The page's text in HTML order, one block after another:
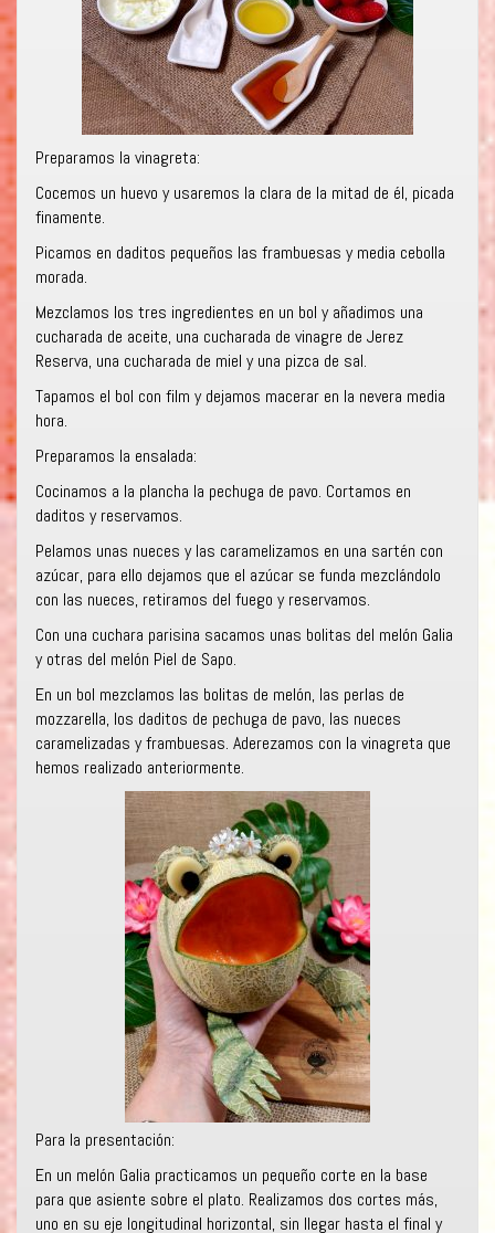
Preparamos la vinagreta:
Cocemos un huevo y usaremos la clara de la mitad de él, picada
finamente.
Picamos en daditos pequeños las frambuesas y media cebolla
morada.
Mezclamos los tres ingredientes en un bol y añadimos una
cucharada de aceite, una cucharada de vinagre de Jerez
Reserva, una cucharada de miel y una pizca de sal.
Tapamos el bol con film y dejamos macerar en la nevera media
hora.
Preparamos la ensalada:
Cocinamos a la plancha la pechuga de pavo. Cortamos en
daditos y reservamos.
Pelamos unas nueces y las caramelizamos en una sartén con
azúcar, para ello dejamos que el azúcar se funda mezclándolo
con las nueces, retiramos del fuego y reservamos.
Con una cuchara parisina sacamos unas bolitas del melón Galia
y otras del melón Piel de Sapo.
En un bol mezclamos las bolitas de melón, las perlas de
mozzarella, los daditos de pechuga de pavo, las nueces
caramelizadas y frambuesas. Aderezamos con la vinagreta que
hemos realizado anteriormente.
Para la presentación:
En un melón Galia practicamos un pequeño corte en la base
para que asiente sobre el plato. Realizamos dos cortes más,
uno en su eje longitudinal horizontal, sin llegar hasta el final y